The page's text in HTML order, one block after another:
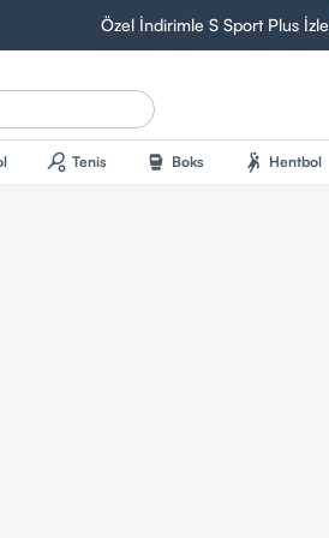
Özel İndirimle S Sport Plus İzle
sports_tennis Tenis sports_mma Boks sports_handball Hentbol